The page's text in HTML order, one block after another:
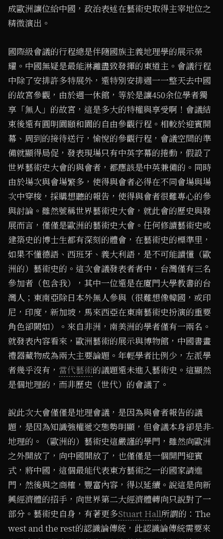
成歐洲讓位給中國，政治表述在藝術史取得主宰地位之
精微演出。
國際級會議的行程總是伴隨國族主義地理學的展示榮
耀。中國無疑是最能淋灕盡致發揮的東道主。會議行程
中除了安排許多特展外，還特別安排週一一整天去中國
的故宮參觀，由於週一休館，等於是讓450余位學者獨
享「無人」的故宮，這是多大的特權與享受啊！會議結
束後還有圓明園頤和園的自由參觀行程。相較於迎賓開
幕、周到的接待送行，愉悅的參觀行程，會議空間的準
備就顯得局促，發表現場只有中英字幕的捲動，假設了
世界藝術史大會的與會者，都應該是中英兼備的。同時
由於場次與會場繁多，使得與會者必得在不同會場與場
次中穿梭，採購想聽的報告，使得與會者很難專心的參
與討論。雖然號稱世界藝術史大會，就此會的歷史與發
展而言，僅僅是歐洲的藝術史大會。任何修讀藝術史或
建築史的博士生都有深刻的體會，在藝術史的標準里，
如果不懂德語、西班牙、義大利語，是不可能讀懂（歐
洲的）藝術史的。這次會議發表者者中，台灣僅有三名
參加者（包含我），其中一位還是在廈門大學教書的台
灣人；東南亞除日本外無人參與（很難想像韓國，或印
尼，印度，新加坡，馬來西亞在東南藝術史扮演的重要
角色卻闕如）。來自非洲，南美洲的學者僅有一兩名。
就發表內容看來，歐洲藝術的展示與博物館，中國書畫
禮器藏物成為兩大主要論題。年輕學者比例少，左派學
者幾乎沒有， 當代藝術的議題還未進入藝術史。這顯然
是個地理的，而非歷史（世代）的會議了。
說此次大會僅僅是地理會議，是因為與會者報告的議
題，是因為知識強權遞交態勢明顯，但會議本身卻是非-
地理的。（歐洲的）藝術史這嚴謹的學門，雖然向歐洲
之外開放了，向中國開放了，也僅僅是一個開門迎賓
式，將中國，這個最能代表東方藝術之一的國家請進
門，然後與之商榷，豐富內容，得以延續。說這是向新
興經濟體的招手，向世界第二大經濟體轉向只說對了一
部分。藝術史自身，有著更多Stuart Hall所謂的：The
west and the rest的認識論傳統，此認識論傳統需要來